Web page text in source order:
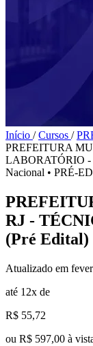
Início / Cursos /
PREFEITURA
LABORATÓRIO -
Nacional • PRÉ-
RJ -
(Pré Edital)
Atualizado em
até 12x de
R$ 55,72
ou R$ 597,00 à